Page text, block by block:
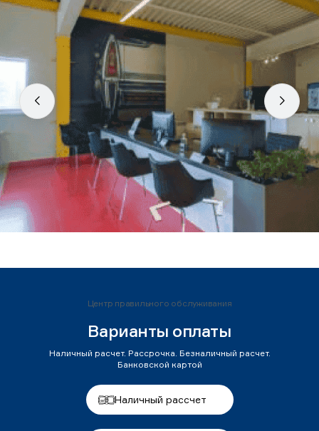
Центр правильного обслуживания
Варианты оплаты
Наличный расчет. Рассрочка. Безналичный расчет.
Банковской картой
Наличный рассчет